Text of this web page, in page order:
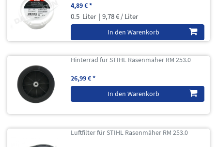
4,89 € *
0.5 Liter | 9,78 € / Liter
In den Warenkorb
Hinterrad für STIHL Rasenmäher RM 253.0
26,99 € *
In den Warenkorb
Luftfilter für STIHL Rasenmäher RM 253.0